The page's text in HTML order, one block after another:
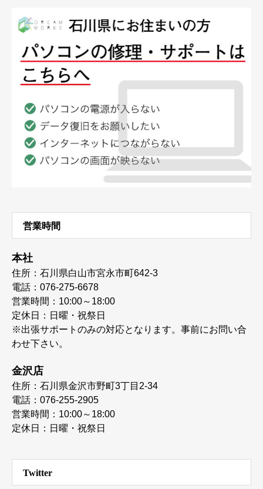
営業時間
本社
住所：石川県白山市宮永市町642-3
電話：076-275-6678
営業時間：10:00～18:00
定休日：日曜・祝祭日
※出張サポートのみの対応となります。事前にお問い合
わせ下さい。
金沢店
住所：石川県金沢市野町3丁目2-34
電話：076-255-2905
営業時間：10:00～18:00
定休日：日曜・祝祭日
Twitter